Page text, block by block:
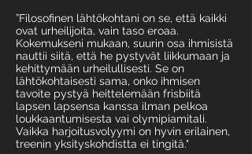
”Filosofinen lähtökohtani on se, että kaikki
ovat urheilijoita, vain taso eroaa.
Kokemukseni mukaan, suurin osa ihmisistä
nauttii siitä, että he pystyvät liikkumaan ja
kehittymään urheilullisesti. Se on
lähtökohtaisesti sama, onko ihmisen
tavoite pystyä heittelemään frisbiitä
lapsen lapsensa kanssa ilman pelkoa
loukkaantumisesta vai olymipiamitali.
Vaikka harjoitusvolyymi on hyvin erilainen,
treenin yksityskohdistta ei tingitä."